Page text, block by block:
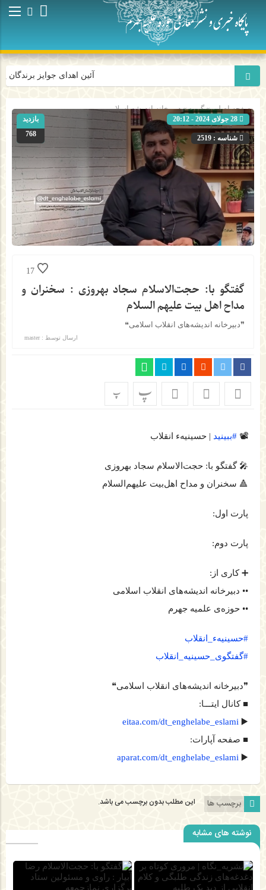
آئین اهدای جوایز
صفحه اصلی» گروه »دبیرخانه اندیشه اسلامی
شناسه : 2519
بازدید
768
17
گفتگو با: حجت‌الاسلام‌ سجاد بهروزی : سخنران و
مداح اهل‌ بیت علیهم‌ السلام
❞دبیرخانه اندیشه‌های انقلاب اسلامی❝
ارسال توسط :master
پ پ
📽 #ببینید | حسینیهء انقلاب
🎤 گفتگو با: حجت‌الاسلام‌ سجاد بهروزی
🔺 سخنران و مداح اهل‌بیت علیهم‌السلام
پارت اول:
پارت دوم:
➕ کاری از:
•• دبیرخانه اندیشه‌های انقلاب اسلامی
•• حوزه‌ی علميه جهرم
#حسینیه‌ء_انقلاب
#گفتگوی_حسینیه_انقلاب
❞دبیرخانه اندیشه‌های انقلاب اسلامی❝
■ کانال ایتـــا:
▶️
eitaa.com/dt_enghelabe_eslami
■ صفحه آپارات:
▶️
aparat.com/dt_enghelabe_eslami
برچسب ها این مطلب بدون برچسب می باشد.
نوشته های مشابه